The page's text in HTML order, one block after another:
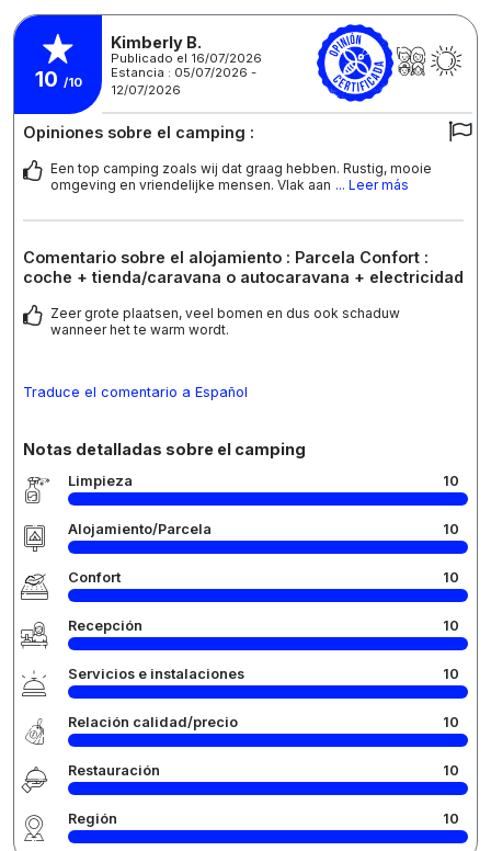
10 /10
Kimberly B.
Publicado el 16/07/2026
Estancia : 05/07/2026 -
12/07/2026
Opiniones sobre el camping :
Een top camping zoals wij dat graag hebben. Rustig, mooie
omgeving en vriendelijke mensen. Vlak aan ... Leer más
Comentario sobre el alojamiento : Parcela Confort :
coche + tienda/caravana o autocaravana + electricidad
Zeer grote plaatsen, veel bomen en dus ook schaduw
wanneer het te warm wordt.
Traduce el comentario a Español
Notas detalladas sobre el camping
Limpieza 10
Alojamiento/Parcela 10
Confort 10
Recepción 10
Servicios e instalaciones 10
Relación calidad/precio 10
Restauración 10
Región 10